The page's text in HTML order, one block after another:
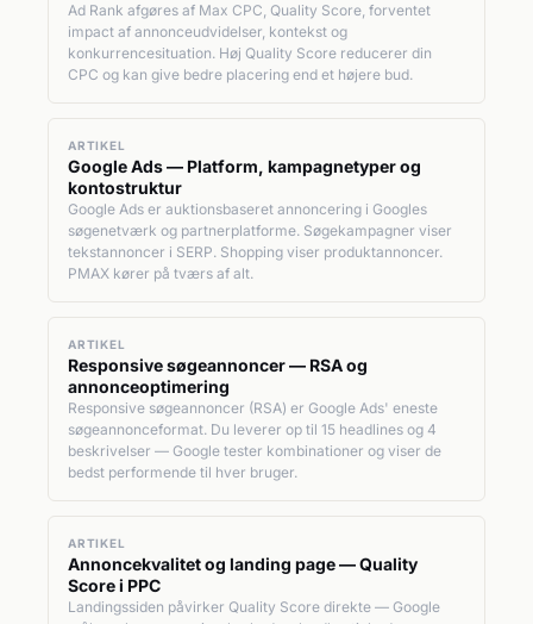
Ad Rank afgøres af Max CPC, Quality Score, forventet
impact af annonceudvidelser, kontekst og
konkurrencesituation. Høj Quality Score reducerer din
CPC og kan give bedre placering end et højere bud.
ARTIKEL
Google Ads — Platform, kampagnetyper og
kontostruktur
Google Ads er auktionsbaseret annoncering i Googles
søgenetværk og partnerplatforme. Søgekampagner viser
tekstannoncer i SERP. Shopping viser produktannoncer.
PMAX kører på tværs af alt.
ARTIKEL
Responsive søgeannoncer — RSA og
annonceoptimering
Responsive søgeannoncer (RSA) er Google Ads' eneste
søgeannonceformat. Du leverer op til 15 headlines og 4
beskrivelser — Google tester kombinationer og viser de
bedst performende til hver bruger.
ARTIKEL
Annoncekvalitet og landing page — Quality
Score i PPC
Landingssiden påvirker Quality Score direkte — Google